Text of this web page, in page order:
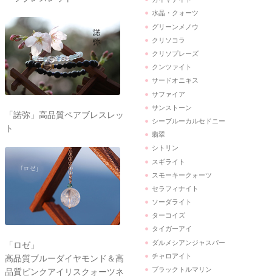
「諾弥」高品質ペアブレスレッ
ト
「ロゼ」
高品質ブルーダイヤモンド＆高
品質ピンクアイリスクォーツネ
水晶・クォーツ
グリーンメノウ
クリソコラ
クリソプレーズ
クンツァイト
サードオニキス
サファイア
サンストーン
シーブルーカルセドニー
翡翠
シトリン
スギライト
スモーキークォーツ
セラフィナイト
ソーダライト
ターコイズ
タイガーアイ
ダルメシアンジャスパー
チャロアイト
ブラックトルマリン